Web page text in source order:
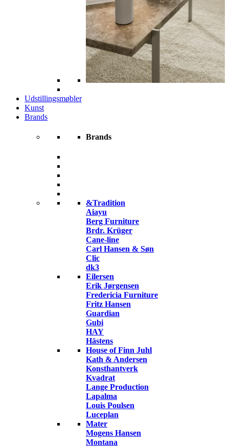
Udstillingsmøbler
Kunst
Brands
Brands
&Tradition
Aiayu
Berg Furniture
Brdr. Krüger
Cane-line
Carl Hansen & Søn
Clic
dk3
Eilersen
Erik Jørgensen
Fredericia Furniture
Fritz Hansen
Guardian
Gubi
HAY
Hästens
House of Finn Juhl
Kath & Andersen
Konsthantverk
Kvadrat
Lange Production
Lapalma
Louis Poulsen
Luceplan
Mater
Mogens Hansen
Montana